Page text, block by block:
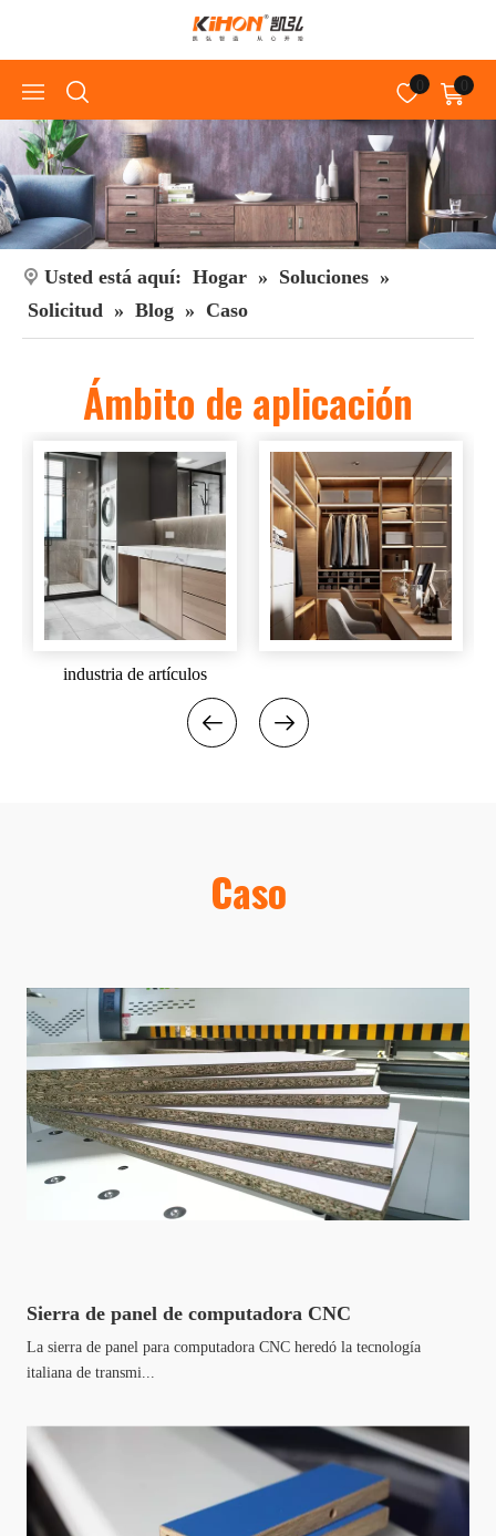
0
Usted está aquí: Hogar » Soluciones »
Solicitud » Blog » Caso
Ámbito de aplicación
industria de artículos
Caso
Sierra de panel de computadora CNC
La sierra de panel para computadora CNC heredó la tecnología
italiana de transmi...